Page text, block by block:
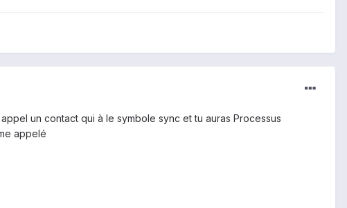
un contact qui à le symbole sync et tu auras Processus
appelé